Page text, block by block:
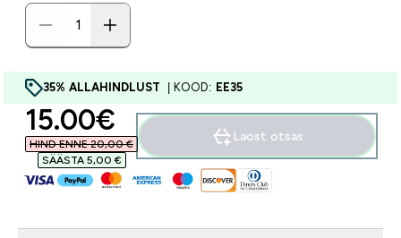
35% ALLAHINDLUST | KOOD: EE35
discounted price
15.00€‎
HIND ENNE 20,00 €‎
SÄÄSTA 5,00 €‎
Laost otsas